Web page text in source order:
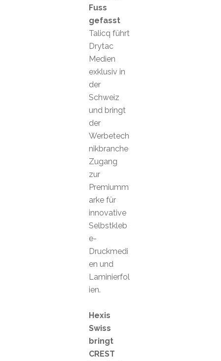
Fuss
gefasst
Talicq führt
Drytac
Medien
exklusiv in
der
Schweiz
und bringt
der
Werbetech
nikbranche
Zugang
zur
Premiumm
arke für
innovative
Selbstkleb
e-
Druckmedi
en und
Laminierfol
ien.
Hexis
Swiss
bringt
CREST